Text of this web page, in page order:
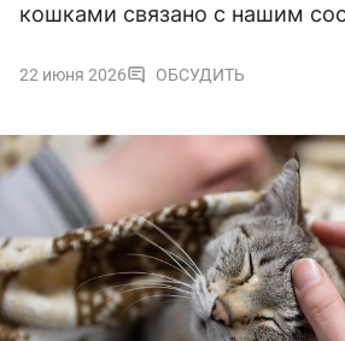
кошками связано с нашим
22 июня 2026 ОБСУДИТЬ